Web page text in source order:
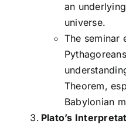
an
universe.
The seminar
Theorem,
Babylonian
Plato’s